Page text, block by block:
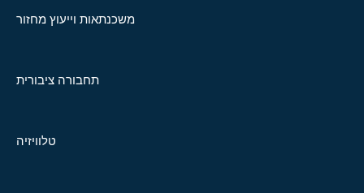
משכנתאות וייעוץ מחזור
תחבורה ציבורית
טלוויזיה